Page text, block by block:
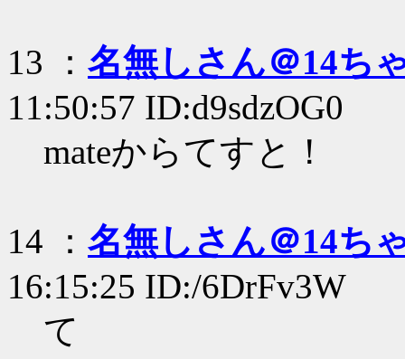
13 ： 名無しさん＠14ち
11:50:57 ID:d9sdzOG0
mateからてすと！
14 ： 名無しさん＠14ち
16:15:25 ID:/6DrFv3W
て